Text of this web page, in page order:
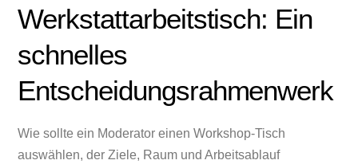
Werkstattarbeitstisch: Ein
schnelles
Entscheidungsrahmenwerk
Wie sollte ein Moderator einen Workshop-Tisch
auswählen, der Ziele, Raum und Arbeitsablauf